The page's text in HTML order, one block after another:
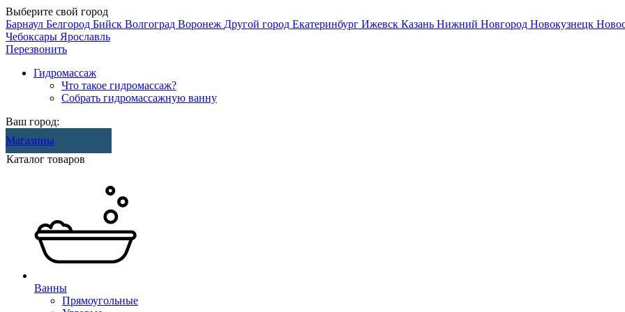
Выберите свой город
Барнаул Белгород Бийск Волгоград Воронеж Другой город Екатеринбург Ижевск Казань Нижний Новгород Новокузнецк
Чебоксары Ярославль
Перезвонить
Гидромассаж
Что такое гидромассаж?
Собрать гидромассажную ванну
Ваш город:
Магазины
Каталог товаров
Ванны
Прямоугольные